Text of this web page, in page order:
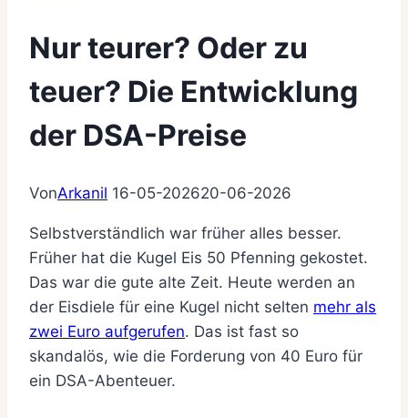
Nur teurer? Oder zu
teuer? Die Entwicklung
der DSA-Preise
VonArkanil 16-05-202620-06-2026
Selbstverständlich war früher alles besser.
Früher hat die Kugel Eis 50 Pfenning gekostet.
Das war die gute alte Zeit. Heute werden an
der Eisdiele für eine Kugel nicht selten mehr als
zwei Euro aufgerufen. Das ist fast so
skandalös, wie die Forderung von 40 Euro für
ein DSA-Abenteuer.